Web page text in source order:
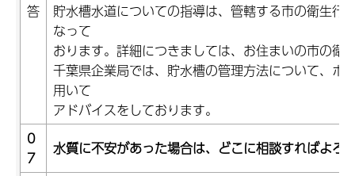
答
貯水槽水道についての指導は、管轄する市の衛生行
なって
おります。詳細につきましては、お住まいの市の衛
千葉県企業局では、貯水槽の管理方法について、ホ
用いて
アドバイスをしております。
0
7
水質に不安があった場合は、どこに相談すればよろ